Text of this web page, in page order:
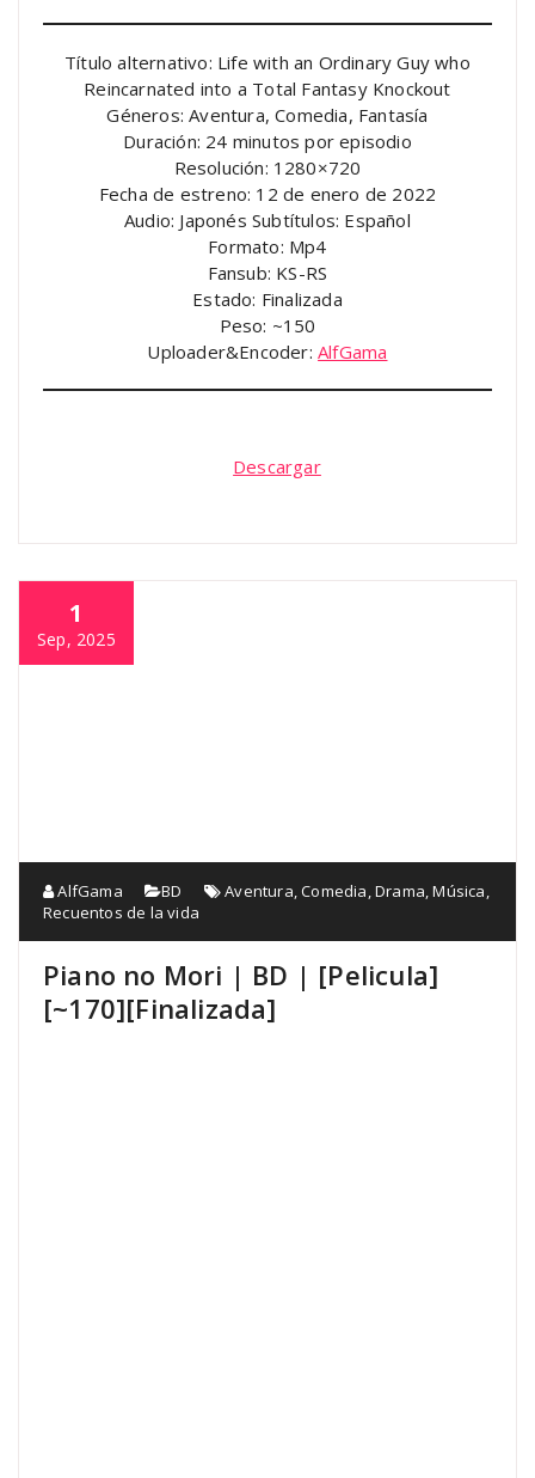
Título alternativo: Life with an Ordinary Guy who
Reincarnated into a Total Fantasy Knockout
Géneros: Aventura, Comedia, Fantasía
Duración: 24 minutos por episodio
Resolución: 1280×720
Fecha de estreno: 12 de enero de 2022
Audio: Japonés Subtítulos: Español
Formato: Mp4
Fansub: KS-RS
Estado: Finalizada
Peso: ~150
Uploader&Encoder:AlfGama
Descargar
1
Sep, 2025
AlfGama BD Aventura ,Comedia ,Drama ,Música
Recuentos de la vida
Piano no Mori | BD | [Pelicula]
[~170][Finalizada]